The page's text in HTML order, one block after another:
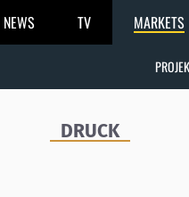
NEWS TV MARKETS
DRUCK